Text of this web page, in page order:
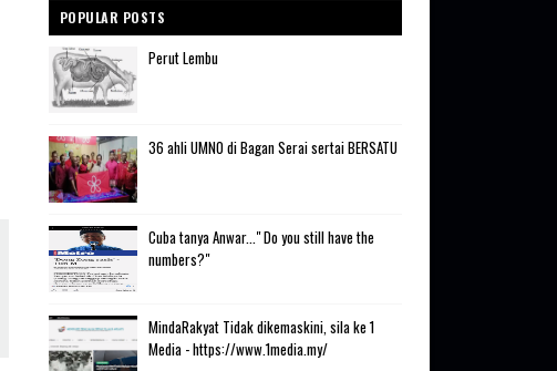
POPULAR POSTS
Perut Lembu
36 ahli UMNO di Bagan Serai sertai BERSATU
Cuba tanya Anwar..." Do you still have the
numbers?"
MindaRakyat Tidak dikemaskini, sila ke 1
Media - https://www.1media.my/